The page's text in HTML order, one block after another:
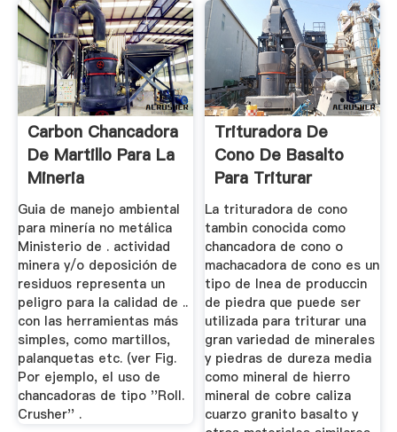
Carbon Chancadora
De Martillo Para La
Mineria
Guia de manejo ambiental
para minería no metálica
Ministerio de . actividad
minera y/o deposición de
residuos representa un
peligro para la calidad de ..
con las herramientas más
simples, como martillos,
palanquetas etc. (ver Fig.
Por ejemplo, el uso de
chancadoras de tipo ''Roll.
Crusher'' .
Trituradora De
Cono De Basalto
Para Triturar
Granito
La trituradora de cono
tambin conocida como
chancadora de cono o
machacadora de cono es un
tipo de lnea de produccin
de piedra que puede ser
utilizada para triturar una
gran variedad de minerales
y piedras de dureza media
como mineral de hierro
mineral de cobre caliza
cuarzo granito basalto y